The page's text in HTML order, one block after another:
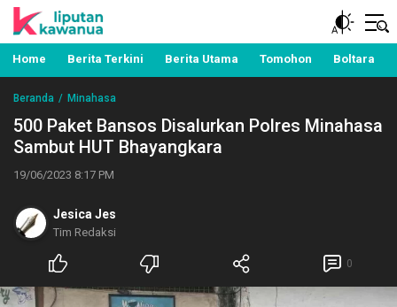
Liputan Kawanua
Berita Manado, Sulawesi Utara, Kawanua, Politik,
Pemerintahan, Hukum Kriminal dan Nasional
Home Berita Terkini Berita Utama Tomohon Boltara
Beranda Minahasa
500 Paket Bansos Disalurkan Polres Minahasa
Sambut HUT Bhayangkara
19/06/2023 8:17 PM
Jesica Jes
Tim Redaksi
0